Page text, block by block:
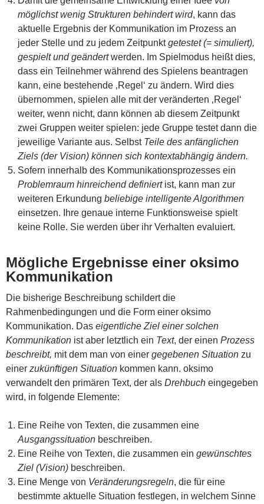
möglichst wenig Strukturen behindert wird, kann das
aktuelle Ergebnis der Kommunikation im Prozess an
jeder Stelle und zu jedem Zeitpunktgetestet (= simuliert),
gespielt und geändertwerden. Im Spielmodus heißt dies,
dass ein Teilnehmer während des Spielens beantragen
kann, eine bestehende ‚Regel‘ zu ändern. Wird dies
übernommen, spielen alle mit der veränderten ‚Regel‘
weiter, wenn nicht, dann können ab diesem Zeitpunkt
zwei Gruppen weiter spielen: jede Gruppe testet dann die
jeweilige Variante aus. Selbst Teile des anfänglichen
Ziels (der Vision) können sich kontextabhängig ändern.
Sofern innerhalb des Kommunikationsprozesses ein
Problemraum hinreichend definiertist, kann man zur
weiteren Erkundung beliebige intelligente Algorithmen
einsetzen. Ihre genaue interne Funktionsweise spielt
keine Rolle. Sie werden über ihr Verhalten evaluiert.
Mögliche Ergebnisse einer oksimo
Kommunikation
Die bisherige Beschreibung schildert die
Rahmenbedingungen und die Form einer oksimo
Kommunikation. Das eigentliche Ziel einer solchen
Kommunikation ist aber letztlich ein Text, der einen Prozess
beschreibt, mit dem man von einer gegebenen Situation zu
einer zukünftigen Situation kommen kann. oksimo
verwandelt den primären Text, der als Drehbuch eingegeben
wird, in folgende Elemente:
Eine Reihe von Texten, die zusammen eine
Ausgangssituation beschreiben.
Eine Reihe von Texten, die zusammen ein gewünschtes
Ziel (Vision) beschreiben.
Eine Menge von Veränderungsregeln, die für eine
bestimmte aktuelle Situation festlegen, in welchem Sinne